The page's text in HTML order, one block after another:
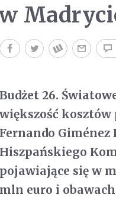
Budżet 26.
większość
Fernando
Hiszpańskiego
pojawiające się w
mln euro i